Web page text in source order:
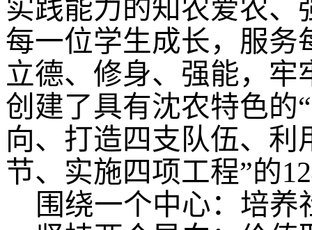
实践能力的知农爱农
每一位学生成长，服务
立德、修身、强能，
创建了具有沈农特色的
向、打造四支队伍、
节、实施四项工程”的
围绕一个中心：培